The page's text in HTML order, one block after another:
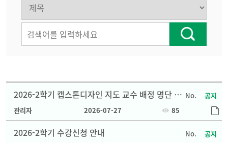
공지
2026-2학기 캡스톤디자인 지도 교수 배정 명단 안
내
관리자 2026-07-27 85
공지
2026-2학기 수강신청 안내